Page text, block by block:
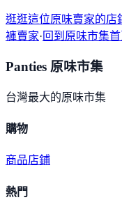
逛逛這位原味賣家的店
褲賣家·回到原味市集首
Panties 原味市集
台灣最大的原味市集
購物
商品店鋪
熱門